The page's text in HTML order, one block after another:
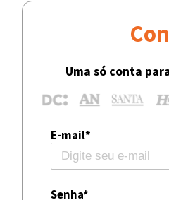
Uma só conta
E-mail*
Senha*